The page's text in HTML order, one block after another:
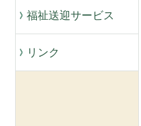
福祉送迎サービス
リンク